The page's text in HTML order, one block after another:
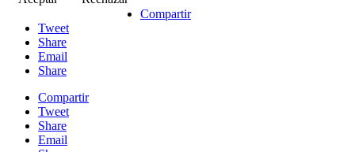
Compartir
Tweet
Share
Email
Share
Compartir
Tweet
Share
Email